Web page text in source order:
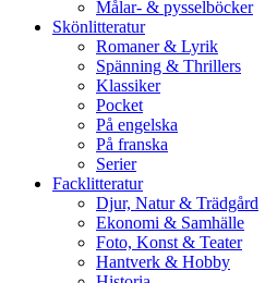
Målar- & pysselböcker
Skönlitteratur
Romaner & Lyrik
Spänning & Thrillers
Klassiker
Pocket
På engelska
På franska
Serier
Facklitteratur
Djur, Natur & Trädgård
Ekonomi & Samhälle
Foto, Konst & Teater
Hantverk & Hobby